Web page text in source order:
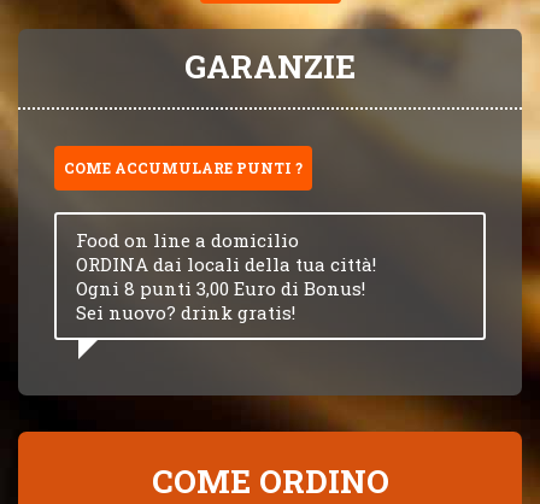
GARANZIE
COME ACCUMULARE PUNTI ?
Food on line a domicilio
ORDINA dai locali della tua città!
Ogni 8 punti 3,00 Euro di Bonus!
Sei nuovo? drink gratis!
COME ORDINO